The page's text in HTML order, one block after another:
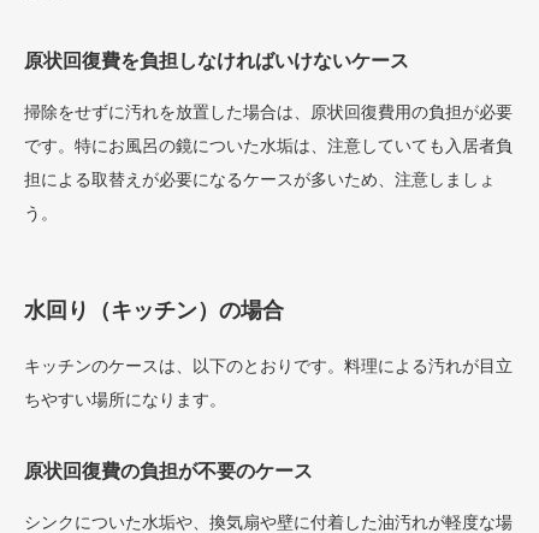
原状回復費を負担しなければいけないケース
掃除をせずに汚れを放置した場合は、原状回復費用の負担が必要
です。特にお風呂の鏡についた水垢は、注意していても入居者負
担による取替えが必要になるケースが多いため、注意しましょ
う。
水回り（キッチン）の場合
キッチンのケースは、以下のとおりです。料理による汚れが目立
ちやすい場所になります。
原状回復費の負担が不要のケース
シンクについた水垢や、換気扇や壁に付着した油汚れが軽度な場